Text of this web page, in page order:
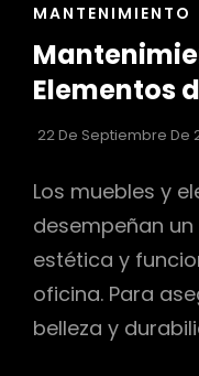
ENLACES
LAS
CATEGORÍAS
MANTENIMIENTO
Elementos
22 De Septiembre De
Los muebles y
desempeñan
estética y
oficina. Para
belleza y